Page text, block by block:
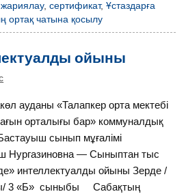
жариялау,сертификат,Ұстаздарға
ортақ чатына қосылу
ойыны
ауданы «Талапкер орта мектебі
орталығы бар» коммуналдық
сынып мұғалімі
Нургазиновна — Сыныптан тыс
интеллектуалды ойыны Зерде /
3 «Б» сыныбы Сабақтың